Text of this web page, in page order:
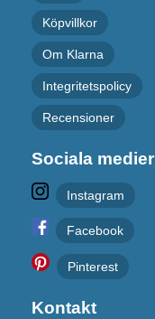
Köpvillkor
Om Klarna
Integritetspolicy
Recensioner
Sociala medier
Instagram
Facebook
Pinterest
Kontakt